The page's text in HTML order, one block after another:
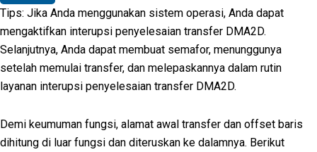
Tips: Jika Anda menggunakan sistem operasi, Anda dapat
mengaktifkan interupsi penyelesaian transfer DMA2D.
Selanjutnya, Anda dapat membuat semafor, menunggunya
setelah memulai transfer, dan melepaskannya dalam rutin
layanan interupsi penyelesaian transfer DMA2D.
Demi keumuman fungsi, alamat awal transfer dan offset baris
dihitung di luar fungsi dan diteruskan ke dalamnya. Berikut